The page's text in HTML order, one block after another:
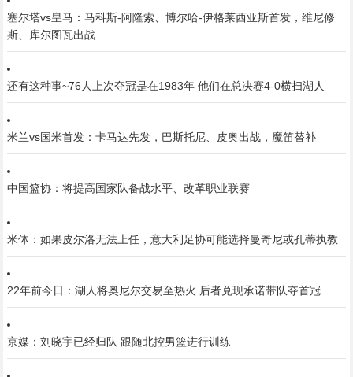
塞尔塔vs皇马：马科斯-阿隆索、博尔哈-伊格莱西亚斯首发，维尼修
斯、库尔图瓦出战
还有这种事~76人上次夺冠是在1983年 他们在总决赛4-0横扫湖人
米兰vs国米首发：卡马达先发，巴斯托尼、皮奥出战，魔笛替补
中国篮协：将提高国家队备战水平、改革职业联赛
米体：如果皮尔洛无法上任，意大利足协可能选择曼奇尼或孔蒂执教
22年前今日：湖人将奥尼尔交易至热火 后者兑现承诺带队夺首冠
京媒：刘晓宇已经归队 跟随北控男篮进行训练